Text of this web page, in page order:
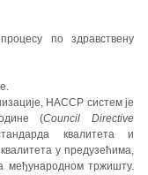
по здравствену
HACCP систем је
(Council Directive
квалитета и
у предузећима,
међународном тржишту.